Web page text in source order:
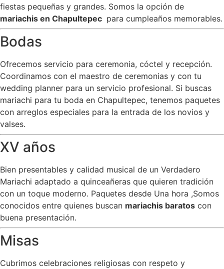
fiestas pequeñas y grandes. Somos la opción de
mariachis en Chapultepec para cumpleaños memorables.
Bodas
Ofrecemos servicio para ceremonia, cóctel y recepción.
Coordinamos con el maestro de ceremonias y con tu
wedding planner para un servicio profesional. Si buscas
mariachi para tu boda en Chapultepec, tenemos paquetes
con arreglos especiales para la entrada de los novios y
valses.
XV años
Bien presentables y calidad musical de un Verdadero
Mariachi adaptado a quinceañeras que quieren tradición
con un toque moderno. Paquetes desde Una hora ,Somos
conocidos entre quienes buscan mariachis baratos con
buena presentación.
Misas
Cubrimos celebraciones religiosas con respeto y